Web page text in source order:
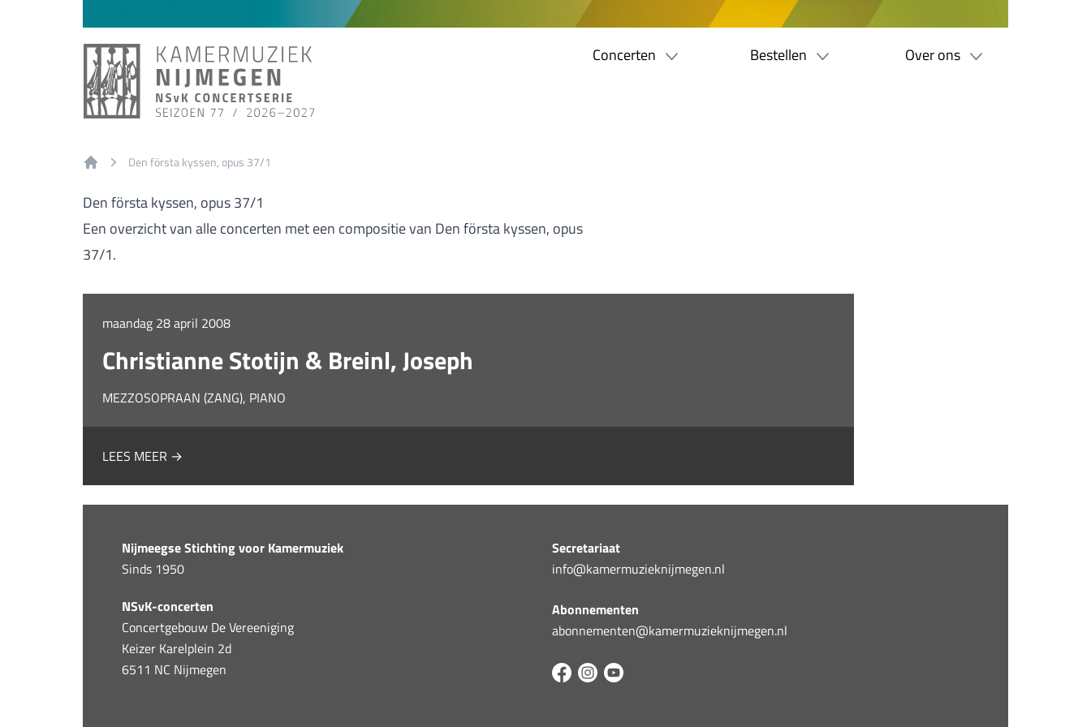
Concerten Bestellen Over ons
Den första kyssen, opus 37/1
Den första kyssen, opus 37/1
Een overzicht van alle concerten met een compositie van Den första kyssen, opus
37/1.
maandag 28 april 2008
Christianne Stotijn & Breinl, Joseph
MEZZOSOPRAAN (ZANG), PIANO
LEES MEER →
Nijmeegse Stichting voor Kamermuziek
Sinds 1950
NSvK-concerten
Concertgebouw De Vereeniging
Keizer Karelplein 2d
6511 NC Nijmegen
Secretariaat
info@kamermuzieknijmegen.nl
Abonnementen
abonnementen@kamermuzieknijmegen.nl